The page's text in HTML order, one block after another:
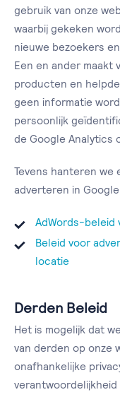
gebruik van onze
waarbij gekeken
nieuwe bezoekers
Een en ander maakt
producten en
geen informatie
persoonlijk
de Google Analytics
Tevens hanteren we
adverteren in
AdWords-beleid
Beleid voor
locatie
Derden Beleid
Het is mogelijk dat
van derden op onze
onafhankelijke